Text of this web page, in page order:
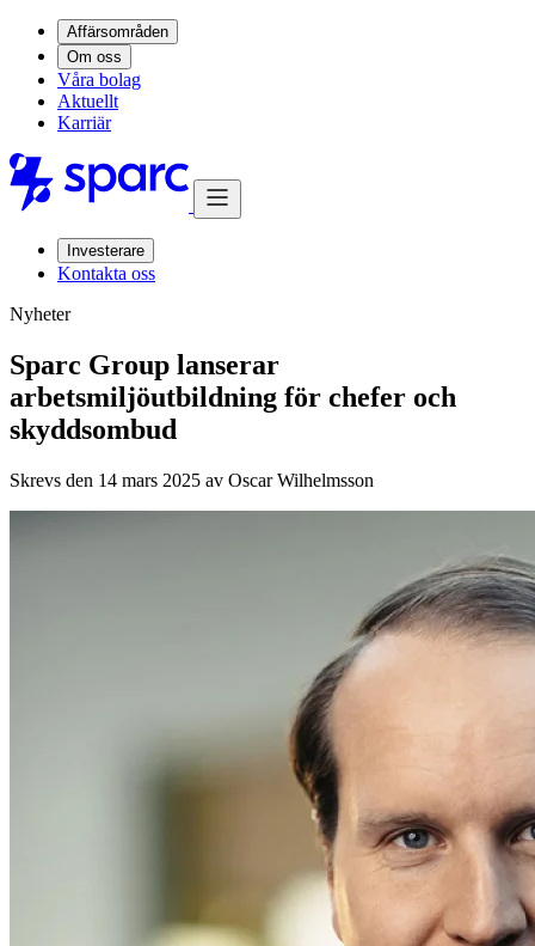
Affärsområden
Om oss
Våra bolag
Aktuellt
Karriär
Investerare
Kontakta oss
Nyheter
Sparc Group lanserar
arbetsmiljöutbildning för chefer och
skyddsombud
Skrevs den 14 mars 2025 av Oscar Wilhelmsson